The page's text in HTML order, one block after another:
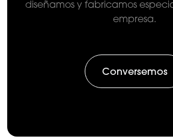
diseñamos y fabricamos
empresa.
Conversemos